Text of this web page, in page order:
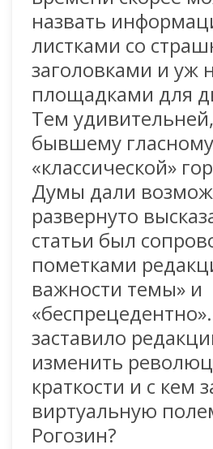
назвать
листками со
заголовками и уж
площадками для
Тем
бывшему гласному
«классической»
Думы дали
развернуто
статьи был
пометками
важности темы» и
заставило
изменить
краткости и с кем
виртуальную
Рогозин?